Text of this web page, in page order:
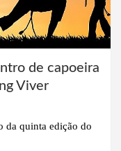
de capoeira
Viver
da quinta edição do